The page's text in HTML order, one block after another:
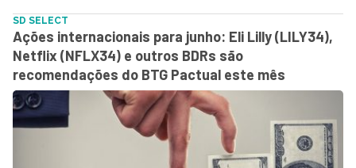
SD SELECT
Ações internacionais para junho: Eli Lilly (LILY34),
Netflix (NFLX34) e outros BDRs são
recomendações do BTG Pactual este mês